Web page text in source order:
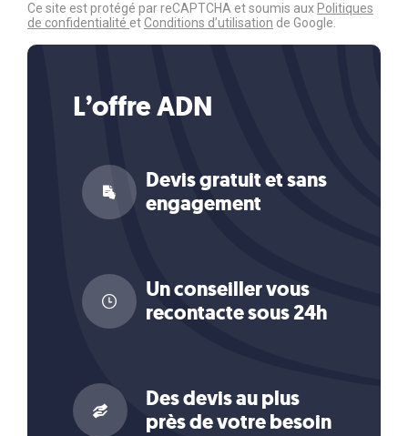
Ce site est protégé par reCAPTCHA et soumis aux Politiques
de confidentialité etConditions d’utilisation de Google.
L’offre ADN
Devis gratuit et sans
engagement
Un conseiller vous
recontacte sous 24h
Des devis au plus
près de votre besoin